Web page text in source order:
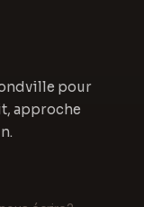
pour
approche